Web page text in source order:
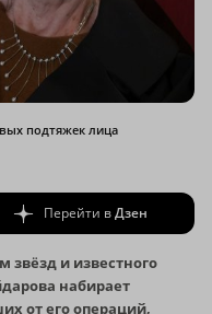
подтяжек лица
Перейти вДзен
звёзд и известного
набирает
от его операций,